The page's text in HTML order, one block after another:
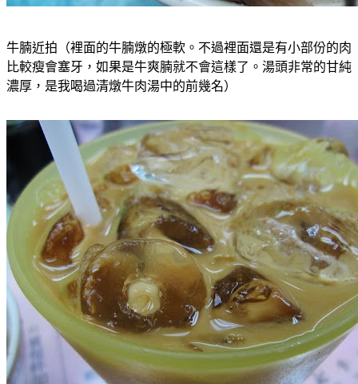
牛腩近拍（裡面的牛腩燉的極軟。不過裡面還是有小部份的肉
比較瘦會塞牙，如果是牛爽腩就不會這樣了。湯頭非常的甘純
濃厚，是我喝過清燉牛肉湯中的前幾名）